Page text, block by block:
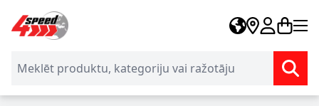
Skip to Content